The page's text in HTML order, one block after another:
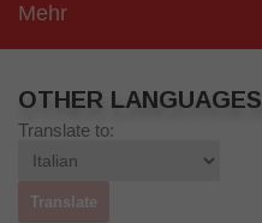
Mehr
OTHER LANGUAGES
Translate to: